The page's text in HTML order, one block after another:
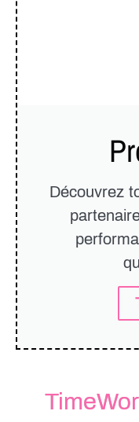
Découvrez